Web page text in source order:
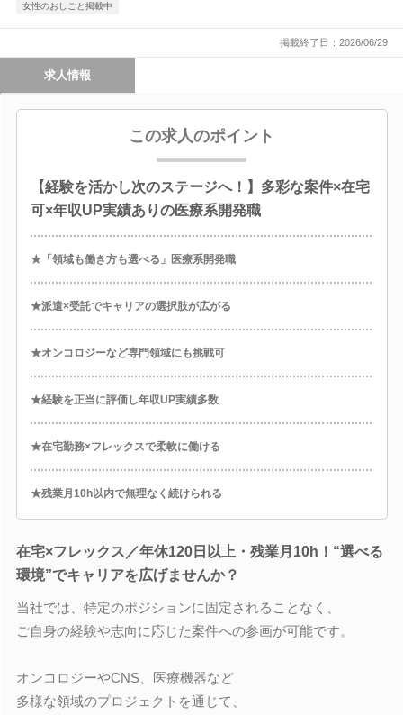
女性のおしごと掲載中
掲載終了日：2026/06/29
求人情報
この求人のポイント
【経験を活かし次のステージへ！】多彩な案件×在宅
可×年収UP実績ありの医療系開発職
★「領域も働き方も選べる」医療系開発職
★派遣×受託でキャリアの選択肢が広がる
★オンコロジーなど専門領域にも挑戦可
★経験を正当に評価し年収UP実績多数
★在宅勤務×フレックスで柔軟に働ける
★残業月10h以内で無理なく続けられる
在宅×フレックス／年休120日以上・残業月10h！“選べる
環境”でキャリアを広げませんか？
当社では、特定のポジションに固定されることなく、
ご自身の経験や志向に応じた案件への参画が可能です。
オンコロジーやCNS、医療機器など
多様な領域のプロジェクトを通じて、